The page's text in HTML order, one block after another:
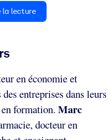
la lecture
en économie et
entreprises dans leurs
formation. Marc
docteur en